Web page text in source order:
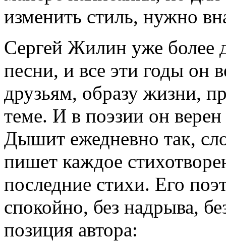
изменить стиль, нужно
Сергей Жилин уже более
песни, и все эти годы он
друзьям, образу жизни,
теме. И в поэзии он
Дышит ежедневно так,
пишет каждое
последние стихи. Его
спокойно, без надрыва,
позиция автора: